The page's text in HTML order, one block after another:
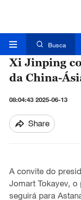
Busca
Xi Jinping
da China-
08:04:43 2025-06-13
Share
A convite do
Jomart Tokayev, o
seguirá para